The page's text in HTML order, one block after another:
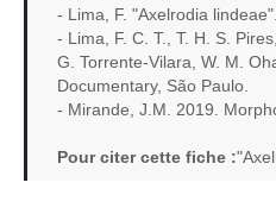
- Lima, F. "Axelrodia
- Lima, F. C. T., T. H. S.
G. Torrente-Vilara, W. M.
Documentary, São Paulo.
- Mirande, J.M. 2019.
Pour citer cette fiche :